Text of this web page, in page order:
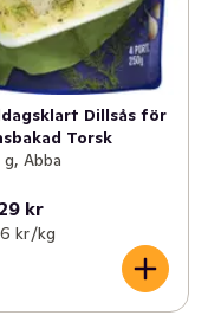
Dillsås för
Torsk
Abba
kr
kr /kg